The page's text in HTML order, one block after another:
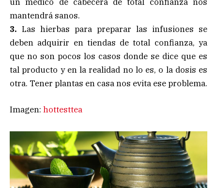
mantendrá sanos.
3. Las hierbas para preparar las infusiones se
deben adquirir en tiendas de total confianza, ya
que no son pocos los casos donde se dice que es
tal producto y en la realidad no lo es, o la dosis es
otra. Tener plantas en casa nos evita ese problema.
Imagen: hottesttea